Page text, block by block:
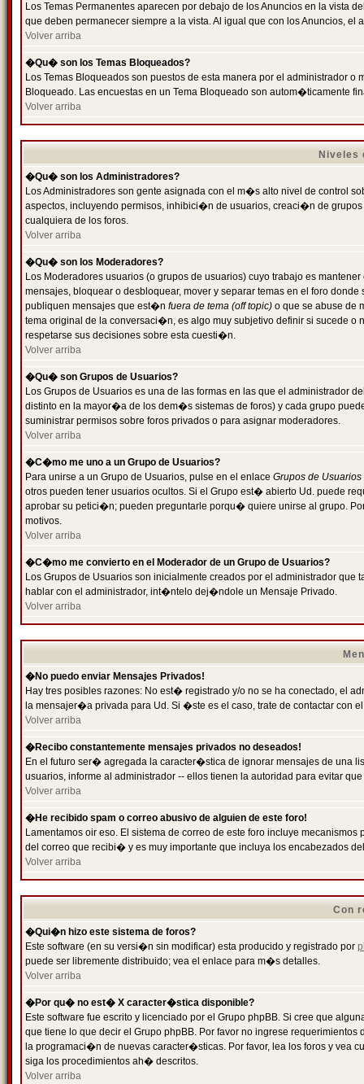
Los Temas Permanentes aparecen por debajo de los Anuncios en la
que deben permanecer siempre a la vista. Al igual que con los Anuncios,
Volver arriba
�Qu� son los Temas Bloqueados?
Los Temas Bloqueados son puestos de esta manera por el administrador
Bloqueado. Las encuestas en un Tema Bloqueado son autom�ticamente
Volver arriba
Niveles
�Qu� son los Administradores?
Los Administradores son gente asignada con el m�s alto nivel de control
aspectos, incluyendo permisos, inhibici�n de usuarios, creaci�n de
cualquiera de los foros.
Volver arriba
�Qu� son los Moderadores?
Los Moderadores usuarios (o grupos de usuarios) cuyo trabajo es
mensajes, bloquear o desbloquear, mover y separar temas en el foro
publiquen mensajes que est�n fuera de tema (off topic) o que se abuse de
tema original de la conversaci�n, es algo muy subjetivo definir si sucede
respetarse sus decisiones sobre esta cuesti�n.
Volver arriba
�Qu� son Grupos de Usuarios?
Los Grupos de Usuarios es una de las formas en las que el administrador
distinto en la mayor�a de los dem�s sistemas de foros) y cada grupo
suministrar permisos sobre foros privados o para asignar moderadores.
Volver arriba
�C�mo me uno a un Grupo de Usuarios?
Para unirse a un Grupo de Usuarios, pulse en el enlace Grupos de Usuarios
otros pueden tener usuarios ocultos. Si el Grupo est� abierto Ud. puede
aprobar su petici�n; pueden preguntarle porqu� quiere unirse al grupo.
motivos.
Volver arriba
�C�mo me convierto en el Moderador de un Grupo de Usuarios?
Los Grupos de Usuarios son inicialmente creados por el administrador
hablar con el administrador, int�ntelo dej�ndole un Mensaje Privado.
Volver arriba
�No puedo enviar Mensajes Privados!
Hay tres posibles razones: No est� registrado y/o no se ha conectado, el
la mensajer�a privada para Ud. Si �ste es el caso, trate de contactar con
Volver arriba
�Recibo constantemente mensajes privados no deseados!
En el futuro ser� agregada la caracter�stica de ignorar mensajes de una
usuarios, informe al administrador -- ellos tienen la autoridad para evitar
Volver arriba
�He recibido spam o correo abusivo de alguien de este foro!
Lamentamos oir eso. El sistema de correo de este foro incluye
del correo que recibi� y es muy importante que incluya los encabezados
Volver arriba
Con
�Qui�n hizo este sistema de foros?
Este software (en su versi�n sin modificar) esta producido y registrado por
puede ser libremente distribuido; vea el enlace para m�s detalles.
Volver arriba
�Por qu� no est� X caracter�stica disponible?
Este software fue escrito y licenciado por el Grupo phpBB. Si cree que
que tiene lo que decir el Grupo phpBB. Por favor no ingrese
la programaci�n de nuevas caracter�sticas. Por favor, lea los foros y vea
siga los procedimientos ah� descritos.
Volver arriba